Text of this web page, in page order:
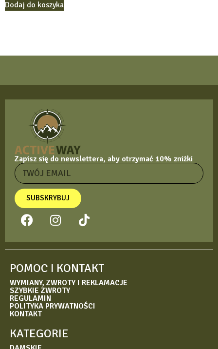
Dodaj do koszyka
Zapisz się do newslettera, aby otrzymać 10% zniżki
SUBSKRYBUJ
POMOC I KONTAKT
WYMIANY, ZWROTY I REKLAMACJE
SZYBKIE ZWROTY
REGULAMIN
POLITYKA PRYWATNOŚCI
KONTAKT
KATEGORIE